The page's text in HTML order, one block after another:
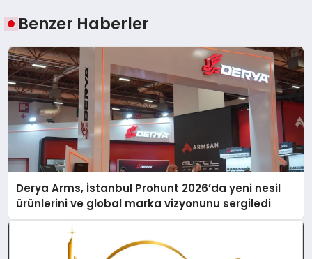
Benzer Haberler
Derya Arms, İstanbul Prohunt 2026’da yeni nesil
ürünlerini ve global marka vizyonunu sergiledi